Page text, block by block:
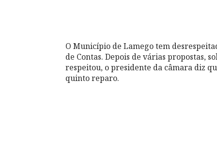
O Município de Lamego tem
de Contas. Depois de várias propostas,
respeitou, o presidente da câmara diz
quinto reparo.